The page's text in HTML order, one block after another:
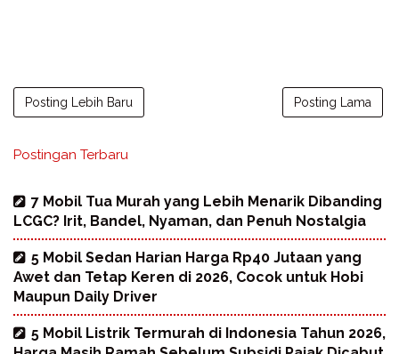
Posting Lebih Baru Posting Lama
Postingan Terbaru
7 Mobil Tua Murah yang Lebih Menarik Dibanding
LCGC? Irit, Bandel, Nyaman, dan Penuh Nostalgia
5 Mobil Sedan Harian Harga Rp40 Jutaan yang
Awet dan Tetap Keren di 2026, Cocok untuk Hobi
Maupun Daily Driver
5 Mobil Listrik Termurah di Indonesia Tahun 2026,